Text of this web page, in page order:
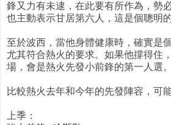
鋒又力有未逮，在此要有所作為，勢
也主動表示甘居第六人，這是個聰明的
至於波西，當他身體健康時，確實是
尤其符合熱火的要求。如果他撐得住
場，會是熱火先發小前鋒的第一人選。
比較熱火去年和今年的先發陣容，可
上季：